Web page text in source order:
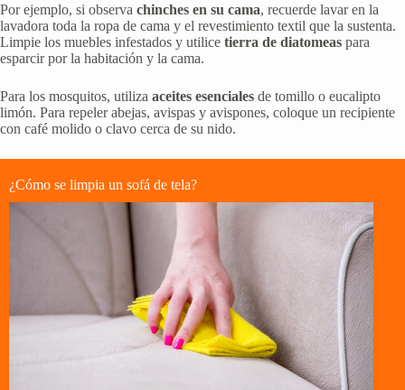
Por ejemplo, si observa chinches en su cama, recuerde lavar en la
lavadora toda la ropa de cama y el revestimiento textil que la sustenta.
Limpie los muebles infestados y utilice tierra de diatomeas para
esparcir por la habitación y la cama.
Para los mosquitos, utiliza aceites esenciales de tomillo o eucalipto
limón. Para repeler abejas, avispas y avispones, coloque un recipiente
con café molido o clavo cerca de su nido.
¿Cómo se limpia un sofá de tela?